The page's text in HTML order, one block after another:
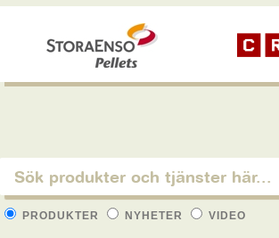
PRODUKTER NYHETER VIDEO